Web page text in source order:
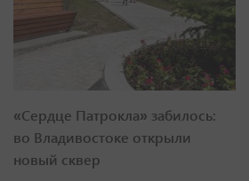
«Сердце Патрокла» забилось:
во Владивостоке открыли
новый сквер